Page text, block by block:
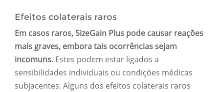
Efeitos colaterais raros
Em casos raros, SizeGain Plus pode causar reações
mais graves, embora tais ocorrências sejam
incomuns. Estes podem estar ligados a
sensibilidades individuais ou condições médicas
subjacentes. Alguns dos efeitos colaterais raros